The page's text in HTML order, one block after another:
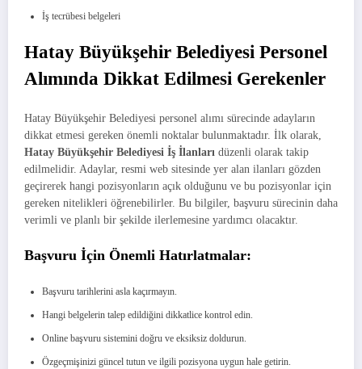
İş tecrübesi belgeleri
Hatay Büyükşehir Belediyesi Personel
Alımında Dikkat Edilmesi Gerekenler
Hatay Büyükşehir Belediyesi personel alımı sürecinde adayların
dikkat etmesi gereken önemli noktalar bulunmaktadır. İlk olarak,
Hatay Büyükşehir Belediyesi İş İlanları düzenli olarak takip
edilmelidir. Adaylar, resmi web sitesinde yer alan ilanları gözden
geçirerek hangi pozisyonların açık olduğunu ve bu pozisyonlar için
gereken nitelikleri öğrenebilirler. Bu bilgiler, başvuru sürecinin daha
verimli ve planlı bir şekilde ilerlemesine yardımcı olacaktır.
Başvuru İçin Önemli Hatırlatmalar:
Başvuru tarihlerini asla kaçırmayın.
Hangi belgelerin talep edildiğini dikkatlice kontrol edin.
Online başvuru sistemini doğru ve eksiksiz doldurun.
Özgeçmişinizi güncel tutun ve ilgili pozisyona uygun hale getirin.